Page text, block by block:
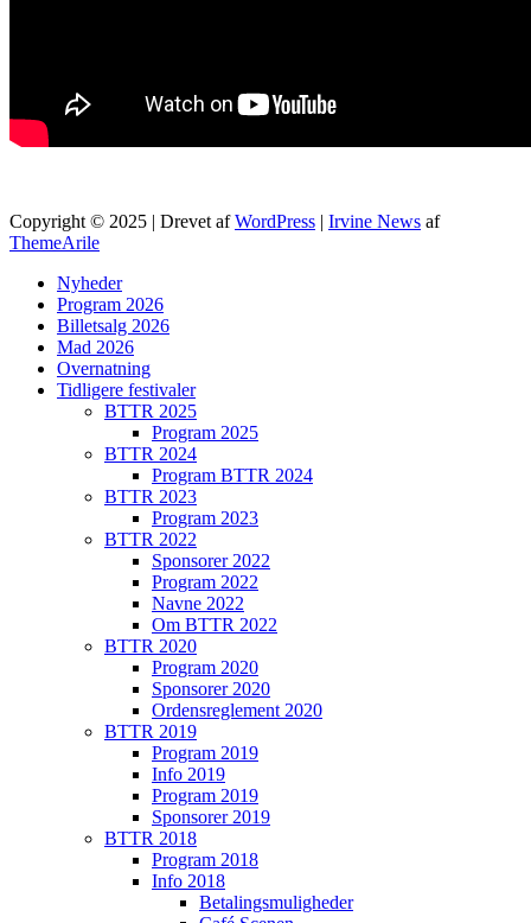
Copyright © 2025 | Drevet afWordPress | Irvine News af
ThemeArile
Nyheder
Program 2026
Billetsalg 2026
Mad 2026
Overnatning
Tidligere festivaler
BTTR 2025
Program 2025
BTTR 2024
Program BTTR 2024
BTTR 2023
Program 2023
BTTR 2022
Sponsorer 2022
Program 2022
Navne 2022
Om BTTR 2022
BTTR 2020
Program 2020
Sponsorer 2020
Ordensreglement 2020
BTTR 2019
Program 2019
Info 2019
Program 2019
Sponsorer 2019
BTTR 2018
Program 2018
Info 2018
Betalingsmuligheder